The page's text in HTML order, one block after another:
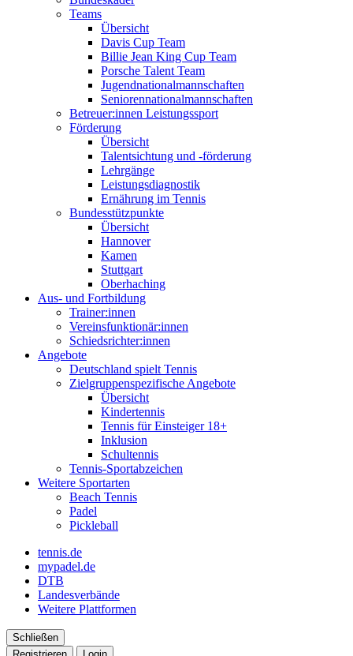
Teams
Übersicht
Davis Cup Team
Billie Jean King Cup Team
Porsche Talent Team
Jugendnationalmannschaften
Seniorennationalmannschaften
Betreuer:innen Leistungssport
Förderung
Übersicht
Talentsichtung und -förderung
Lehrgänge
Leistungsdiagnostik
Ernährung im Tennis
Bundesstützpunkte
Übersicht
Hannover
Kamen
Stuttgart
Oberhaching
Aus- und Fortbildung
Trainer:innen
Vereinsfunktionär:innen
Schiedsrichter:innen
Angebote
Deutschland spielt Tennis
Zielgruppenspezifische Angebote
Übersicht
Kindertennis
Tennis für Einsteiger 18+
Inklusion
Schultennis
Tennis-Sportabzeichen
Weitere Sportarten
Beach Tennis
Padel
Pickleball
tennis.de
mypadel.de
DTB
Landesverbände
Weitere Plattformen
Schließen